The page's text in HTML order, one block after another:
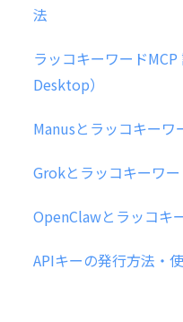
法
ラッコキーワード
Desktop）
Manusとラッコキーワ
Grokとラッコキーワ
OpenClawとラッコキ
APIキーの発行方法・